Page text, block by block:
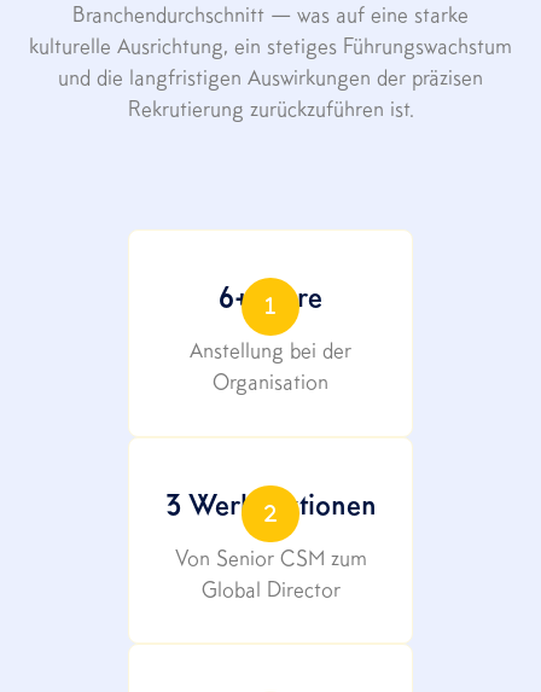
Branchendurchschnitt — was auf eine starke
kulturelle Ausrichtung, ein stetiges Führungswachstum
und die langfristigen Auswirkungen der präzisen
Rekrutierung zurückzuführen ist.
1
6+ Jahre
Anstellung bei der
Organisation
2
3 Werbeaktionen
Von Senior CSM zum
Global Director